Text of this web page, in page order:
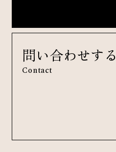
問い合わせする
Contact